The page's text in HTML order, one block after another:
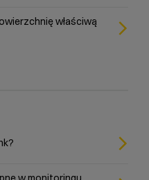
właściwą